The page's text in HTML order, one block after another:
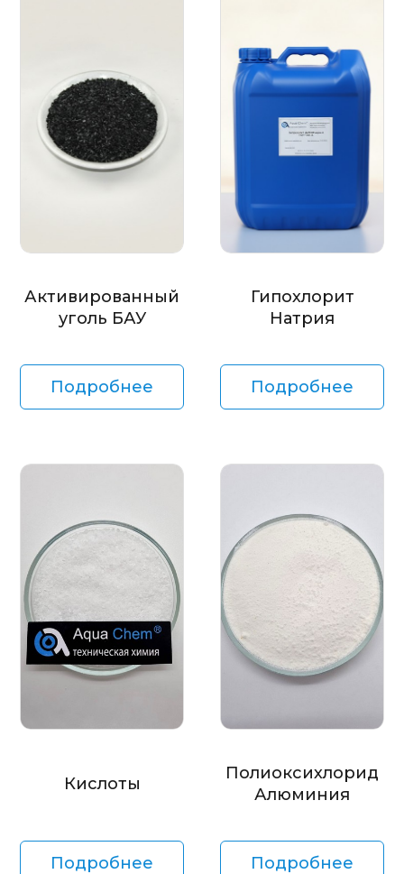
Активированный
уголь БАУ
Подробнее
Гипохлорит
Натрия
Подробнее
Кислоты
Подробнее
Полиоксихлорид
Алюминия
Подробнее